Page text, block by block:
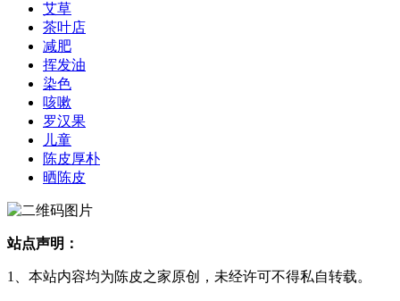
艾草
茶叶店
减肥
挥发油
染色
咳嗽
罗汉果
儿童
陈皮厚朴
晒陈皮
站点声明：
1、本站内容均为陈皮之家原创，未经许可不得私自转载。